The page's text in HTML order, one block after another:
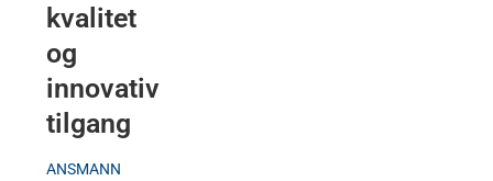
kvalitet
og
innovativ
tilgang
ANSMANN